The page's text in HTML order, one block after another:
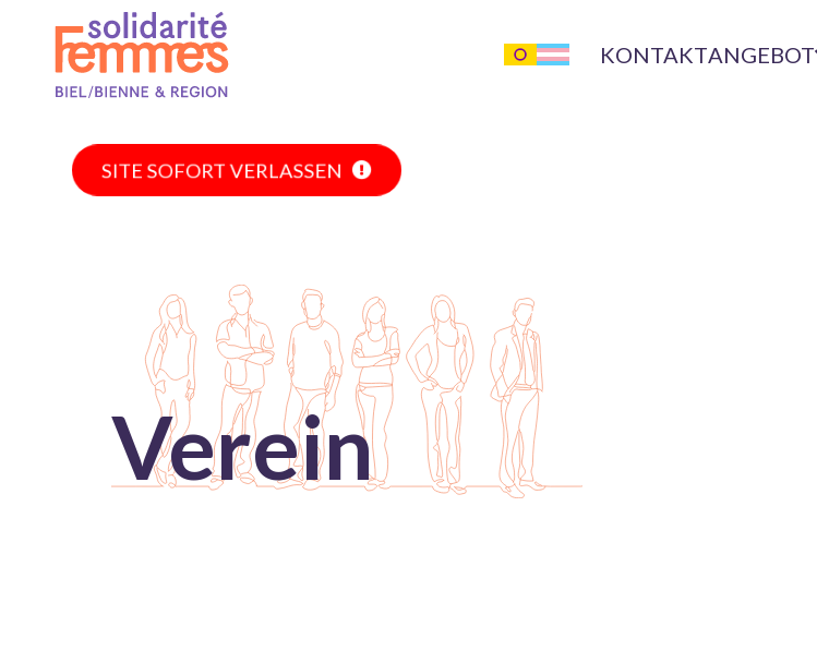
KONTAKTANGEBOT
SITE SOFORT VERLASSEN
Verein